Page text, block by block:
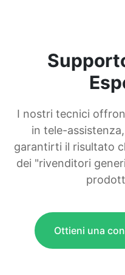
I nostri tecnici
in tele-
garantirti il risultato
dei "rivenditori
Ottieni una